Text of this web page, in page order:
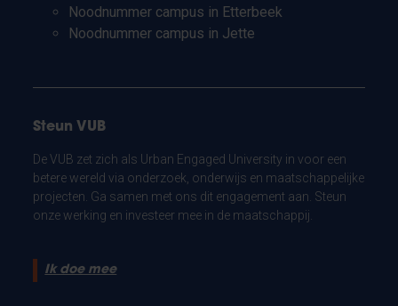
Noodnummer campus in Etterbeek
Noodnummer campus in Jette
Steun VUB
De VUB zet zich als Urban Engaged University in voor een
betere wereld via onderzoek, onderwijs en maatschappelijke
projecten. Ga samen met ons dit engagement aan. Steun
onze werking en investeer mee in de maatschappij.
Ik doe mee